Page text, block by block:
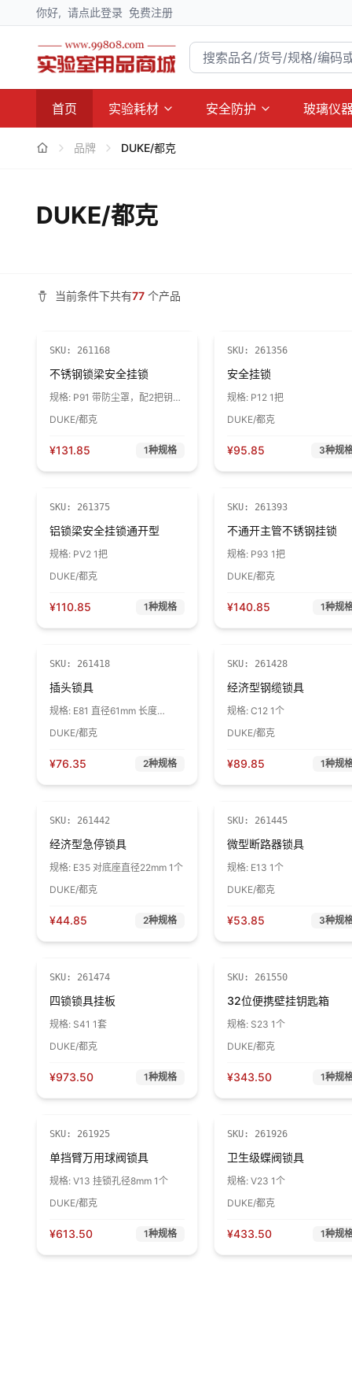
你好, 请点此登录 免费注册
首页 实验耗材 安全防护 玻璃仪
品牌 DUKE/都克
DUKE/都克
当前条件下共有77 个产品
SKU: 261168
不锈钢锁梁安全挂锁
规格: P91 带防尘罩，配2把钥匙
DUKE/都克
¥131.85 1种规格
SKU: 261356
安全挂锁
规格: P12 1把
DUKE/都克
¥95.85 3种规
SKU: 261375
铝锁梁安全挂锁通开型
规格: PV2 1把
DUKE/都克
¥110.85 1种规格
SKU: 261393
不通开主管不锈钢挂锁
规格: P93 1把
DUKE/都克
¥140.85 1种规
SKU: 261418
插头锁具
规格: E81 直径61mm 长度
DUKE/都克
¥76.35 2种规格
SKU: 261428
经济型钢缆锁具
规格: C12 1个
DUKE/都克
¥89.85 1种规
SKU: 261442
经济型急停锁具
规格: E35 对底座直径22mm 1个
DUKE/都克
¥44.85 2种规格
SKU: 261445
微型断路器锁具
规格: E13 1个
DUKE/都克
¥53.85 3种规
SKU: 261474
四锁锁具挂板
规格: S41 1套
DUKE/都克
¥973.50 1种规格
SKU: 261550
32位便携壁挂钥匙箱
规格: S23 1个
DUKE/都克
¥343.50 1种规
SKU: 261925
单挡臂万用球阀锁具
规格: V13 挂锁孔径8mm 1个
DUKE/都克
¥613.50 1种规格
SKU: 261926
卫生级蝶阀锁具
规格: V23 1个
DUKE/都克
¥433.50 1种规